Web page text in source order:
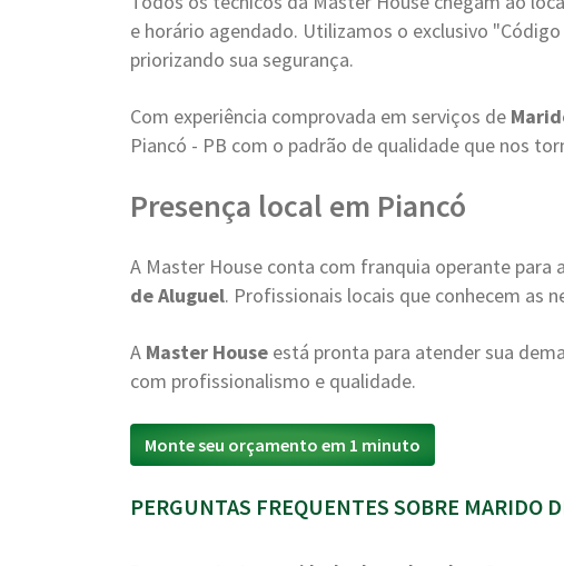
e horário agendado. Utilizamos o exclusivo
priorizando sua segurança.
Com experiência comprovada em serviços de
Piancó - PB com o padrão de qualidade que nos
Presença local em Piancó
A Master House conta com franquia operante para
de Aluguel. Profissionais locais que conhecem as
A Master House está pronta para atender sua
com profissionalismo e qualidade.
Monte seu orçamento em 1 minuto
PERGUNTAS FREQUENTES SOBRE MARIDO